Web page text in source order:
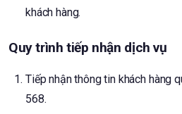
khách hàng.
Quy trình tiếp nhận dịch vụ
Tiếp nhận thông tin khách hàng
568.